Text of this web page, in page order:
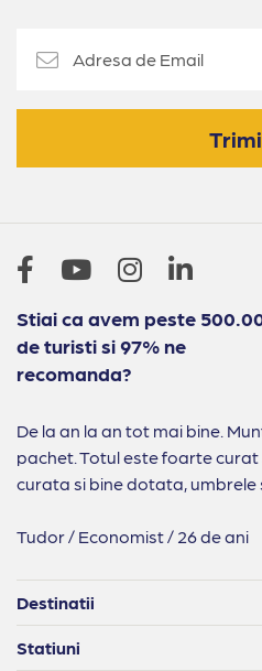
Stiai ca avem peste
de turisti si 97% ne
recomanda?
De la an la an tot mai bine.
pachet. Totul este foarte curat
curata si bine dotata, umbrele
Tudor / Economist / 26 de ani
Destinatii
Statiuni